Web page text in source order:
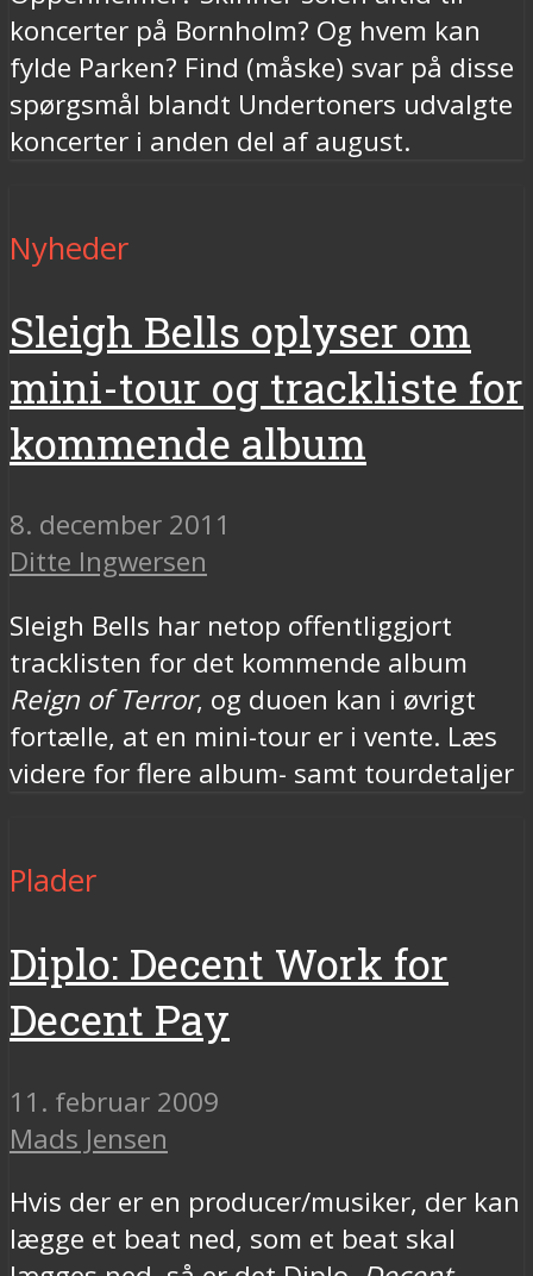
koncerter på Bornholm? Og hvem kan
fylde Parken? Find (måske) svar på disse
spørgsmål blandt Undertoners udvalgte
koncerter i anden del af august.
Nyheder
Sleigh Bells oplyser om
mini-tour og trackliste for
kommende album
8. december 2011
Ditte Ingwersen
Sleigh Bells har netop offentliggjort
tracklisten for det kommende album
Reign of Terror, og duoen kan i øvrigt
fortælle, at en mini-tour er i vente. Læs
videre for flere album- samt tourdetaljer
Plader
Diplo: Decent Work for
Decent Pay
11. februar 2009
Mads Jensen
Hvis der er en producer/musiker, der kan
lægge et beat ned, som et beat skal